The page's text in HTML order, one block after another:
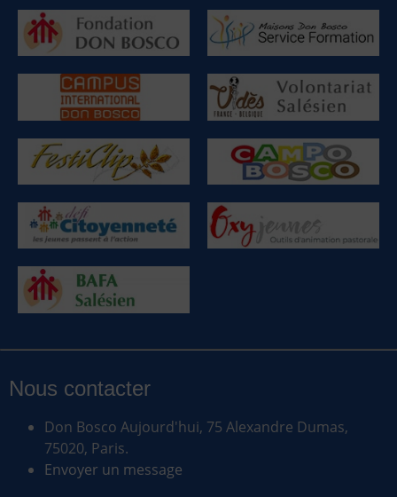
Nous contacter
Don Bosco Aujourd'hui, 75 Alexandre Dumas,
75020, Paris.
Envoyer un message